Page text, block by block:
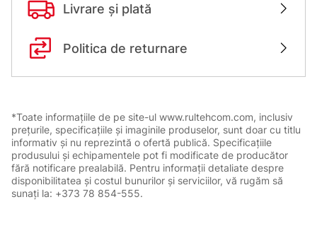
Livrare și plată
Politica de returnare
*Toate informațiile de pe site-ul www.rultehcom.com, inclusiv
prețurile, specificațiile și imaginile produselor, sunt doar cu titlu
informativ și nu reprezintă o ofertă publică. Specificațiile
produsului și echipamentele pot fi modificate de producător
fără notificare prealabilă. Pentru informații detaliate despre
disponibilitatea și costul bunurilor și serviciilor, vă rugăm să
sunați la: +373 78 854-555.